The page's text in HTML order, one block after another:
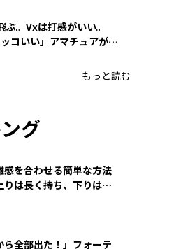
ぶ。Vxは打感がいい。
コいい」アマチュアが選
もっと読む
グ
感を合わせる簡単な方法
は長く持ち、下りは短
ら全部出た！」フォーテ